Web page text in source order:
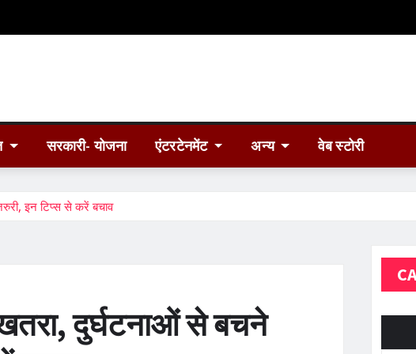
सरकारी- योजना एंटरटेनमेंट अन्य वेब स्टोरी
इन टिप्स से करें बचाव
दुर्घटनाओं से बचने